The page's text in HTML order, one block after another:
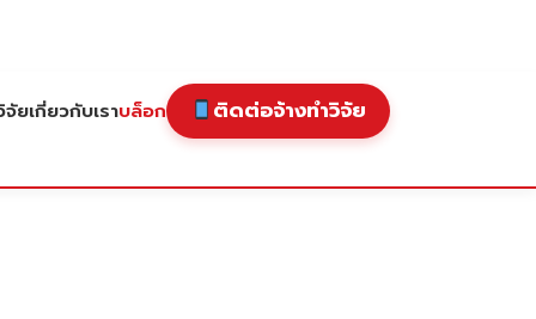
จัยเกี่ยวกับเราบล็อก ติดต่อจ้างทำวิจัย